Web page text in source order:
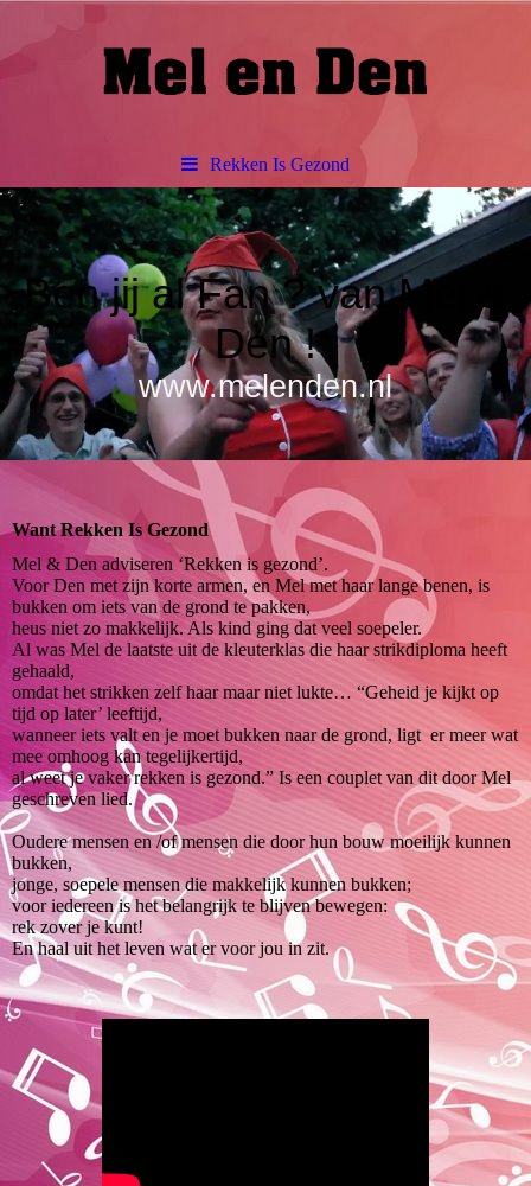
Rekken Is Gezond
Ben jij al Fan ? van Mel &
Den !
www.melenden.nl
Want Rekken Is Gezond
Mel & Den adviseren ‘Rekken is gezond’.
Voor Den met zijn korte armen, en Mel met haar lange benen, is
bukken om iets van de grond te pakken,
heus niet zo makkelijk. Als kind ging dat veel soepeler.
Al was Mel de laatste uit de kleuterklas die haar strikdiploma heeft
gehaald,
omdat het strikken zelf haar maar niet lukte… “Geheid je kijkt op
tijd op later’ leeftijd,
wanneer iets valt en je moet bukken naar de grond, ligt er meer wat
mee omhoog kan tegelijkertijd,
al weet je vaker rekken is gezond.” Is een couplet van dit door Mel
geschreven lied.
Oudere mensen en /of mensen die door hun bouw moeilijk kunnen
bukken,
jonge, soepele mensen die makkelijk kunnen bukken;
voor iedereen is het belangrijk te blijven bewegen:
rek zover je kunt!
En haal uit het leven wat er voor jou in zit.